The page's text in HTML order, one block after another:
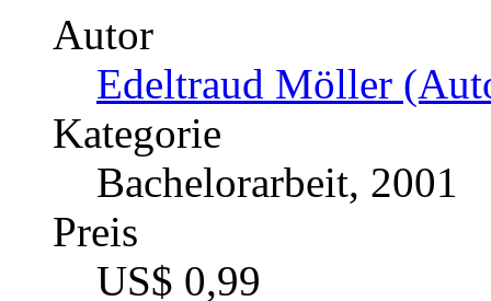
Autor
Edeltraud Möller
Kategorie
Bachelorarbeit, 2001
Preis
US$ 0,99